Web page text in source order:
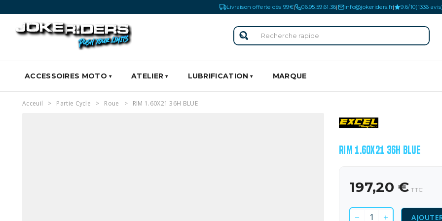
Livraison offerte dès 99€| 06.95.59.61.36| info@jokeriders.fr| 9.6/10(1336 avis)
ACCESSOIRES MOTO ATELIER LUBRIFICATION MARQUE
Acceuil Partie Cycle Roue RIM 1.60X21 36H BLUE
RIM 1.60X21 36H BLUE
197,20 € TTC